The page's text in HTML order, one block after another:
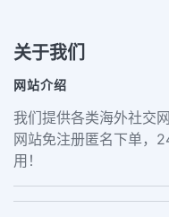
关于我们
网站介绍
我们提供各类海外社交
网站免注册匿名下单，
用！